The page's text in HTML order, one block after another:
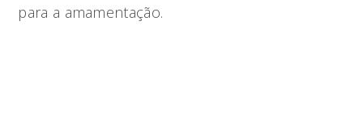
para a amamentação.